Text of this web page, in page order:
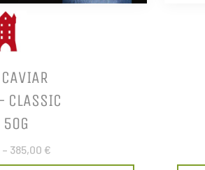
– 385,00 €